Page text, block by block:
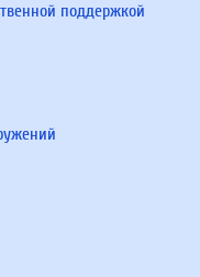
поддержкой